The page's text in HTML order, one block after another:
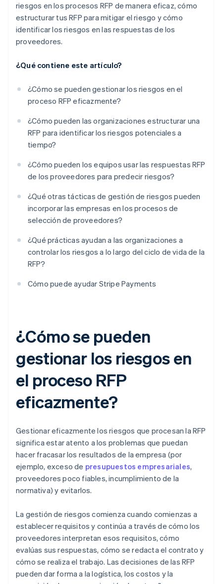
riesgos en los procesos RFP de manera eficaz, cómo
estructurar tus RFP para mitigar el riesgo y cómo
identificar los riesgos en las respuestas de los
proveedores.
¿Qué contiene este artículo?
¿Cómo se pueden gestionar los riesgos en el
proceso RFP eficazmente?
¿Cómo pueden las organizaciones estructurar una
RFP para identificar los riesgos potenciales a
tiempo?
¿Cómo pueden los equipos usar las respuestas RFP
de los proveedores para predecir riesgos?
¿Qué otras tácticas de gestión de riesgos pueden
incorporar las empresas en los procesos de
selección de proveedores?
¿Qué prácticas ayudan a las organizaciones a
controlar los riesgos a lo largo del ciclo de vida de la
RFP?
Cómo puede ayudar Stripe Payments
¿Cómo se pueden
gestionar los riesgos en
el proceso RFP
eficazmente?
Gestionar eficazmente los riesgos que procesan la RFP
significa estar atento a los problemas que puedan
hacer fracasar los resultados de la empresa (por
ejemplo, exceso de presupuestos empresariales,
proveedores poco fiables, incumplimiento de la
normativa) y evitarlos.
La gestión de riesgos comienza cuando comienzas a
establecer requisitos y continúa a través de cómo los
proveedores interpretan esos requisitos, cómo
evalúas sus respuestas, cómo se redacta el contrato y
cómo se realiza el trabajo. Las decisiones de las RFP
pueden dar forma a la logística, los costos y la